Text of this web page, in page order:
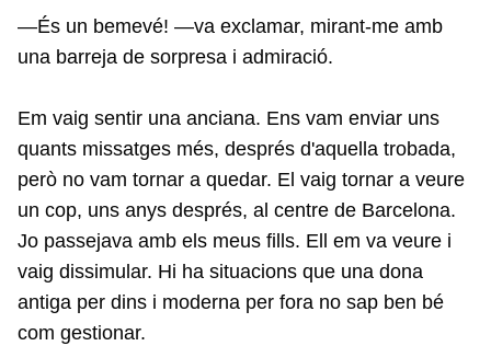
—És un bemevé! —va exclamar, mirant-me amb
una barreja de sorpresa i admiració.
Em vaig sentir una anciana. Ens vam enviar uns
quants missatges més, després d'aquella trobada,
però no vam tornar a quedar. El vaig tornar a veure
un cop, uns anys després, al centre de Barcelona.
Jo passejava amb els meus fills. Ell em va veure i
vaig dissimular. Hi ha situacions que una dona
antiga per dins i moderna per fora no sap ben bé
com gestionar.